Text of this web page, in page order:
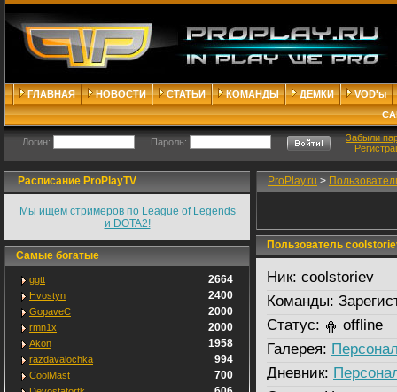
ГЛАВНАЯ НОВОСТИ СТАТЬИ КОМАНДЫ ДЕМКИ
VOD'ы
Логин: Пароль:
Забыли
Расписание ProPlayTV
Мы ищем стримеров по League of Legends
и DOTA2!
Самые богатые
ggtt 2664
Hvostyn 2400
GopaveC 2000
rmn1x 2000
Akon 1958
razdavalochka 994
CoolMast 700
ProPlay.ru >
Пользователь
Ник: coolstoriev
Команды:
Статус:
offline
Галерея:
Дневник: